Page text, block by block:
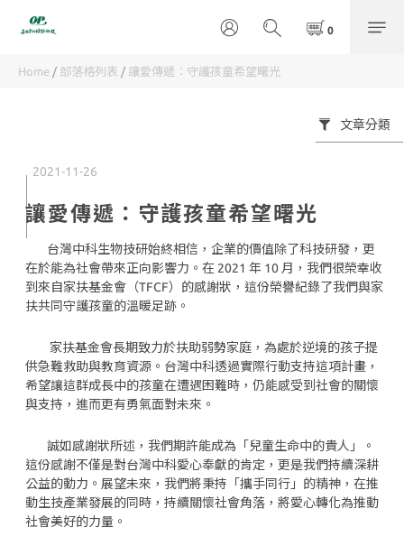
Home / 部落格列表 / 讓愛傳遞：守護孩童希望曙光
文章分類
2021-11-26
讓愛傳遞：守護孩童希望曙光
台灣中科生物技研始終相信，企業的價值除了科技研發，更
在於能為社會帶來正向影響力。在 2021 年 10 月，我們很榮幸收
到來自家扶基金會（TFCF）的感謝狀，這份榮譽紀錄了我們與家
扶共同守護孩童的溫暖足跡。
家扶基金會長期致力於扶助弱勢家庭，為處於逆境的孩子提
供急難救助與教育資源。台灣中科透過實際行動支持這項計畫，
希望讓這群成長中的孩童在遭遇困難時，仍能感受到社會的關懷
與支持，進而更有勇氣面對未來。
誠如感謝狀所述，我們期許能成為「兒童生命中的貴人」。
這份感謝不僅是對台灣中科愛心奉獻的肯定，更是我們持續深耕
公益的動力。展望未來，我們將秉持「攜手同行」的精神，在推
動生技產業發展的同時，持續關懷社會角落，將愛心轉化為推動
社會美好的力量。